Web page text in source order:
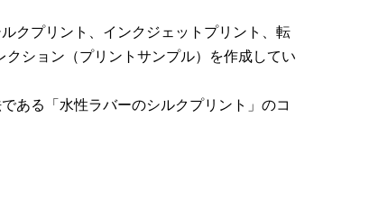
クプリント、インクジェットプリント、転
ション（プリントサンプル）を作成してい
ある「水性ラバーのシルクプリント」のコ